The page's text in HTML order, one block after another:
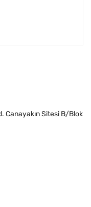
Canayakın Sitesi B/Blok